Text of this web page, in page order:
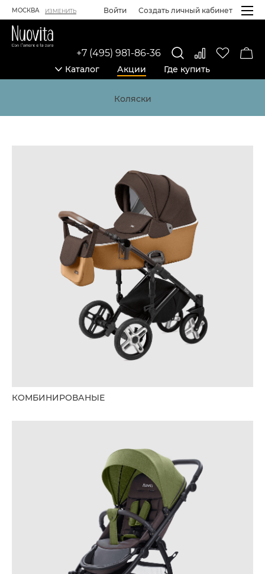
МОСКВА ИЗМЕНИТЬ Войти Создать личный кабинет
Каталог Акции Где купить
+7 (495) 981-86-36
Каталог товаров
Коляски
КОМБИНИРОВАНЫЕ